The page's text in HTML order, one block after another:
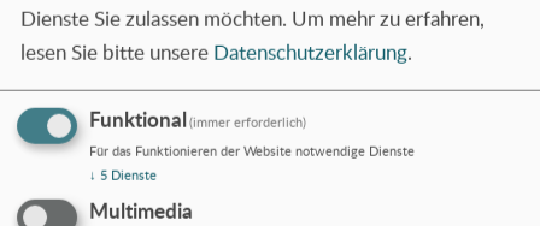
LiD → Leben in Deutschland. Dieser Test gilt auch als
Einbürgerungstest.
Kosten
Preisliste
Dienste Sie zulassen möchten. Um mehr zu erfahren,
lesen Sie bitte unsere Datenschutzerklärung.
Funktional(immer erforderlich)
Für das Funktionieren der Website notwendige Dienste
↓ 5 Dienste
Multimedia